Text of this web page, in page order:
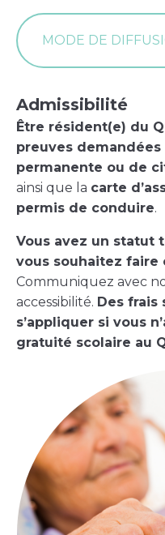
MODE DE
Admissibilité
Être résident(e) du
preuves demandées
permanente ou de
ainsi que la carte
permis de conduire.
Vous avez un statut
vous souhaitez faire
Communiquez avec
accessibilité. Des
s’appliquer si vous
gratuité scolaire au